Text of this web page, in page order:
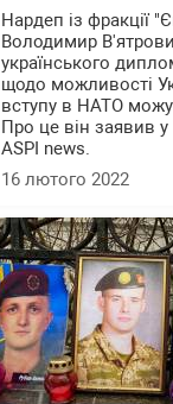
Нардеп із фракції
Володимир
українського
щодо можливості
вступу в НАТО
Про це він заявив у
ASPI news.
16 лютого 2022